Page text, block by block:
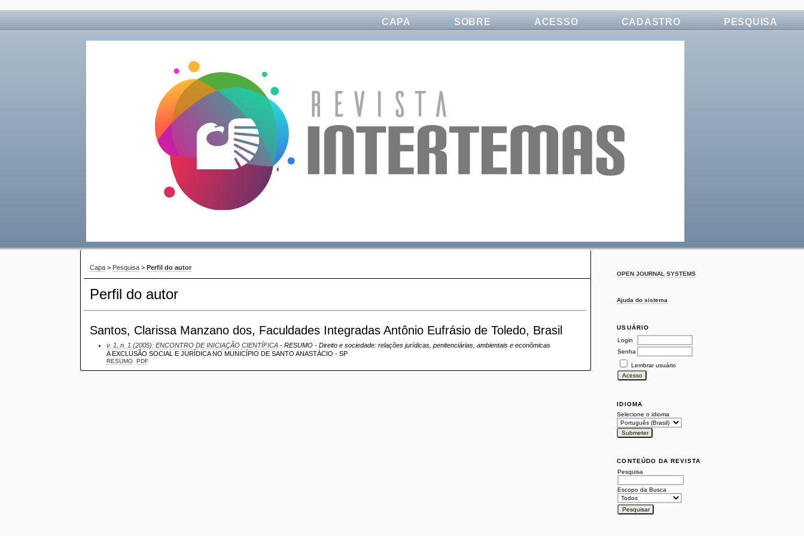
OPEN JOURNAL SYSTEMS
Ajuda do sistema
USUÁRIO
Login
Senha
Lembrar usuário
IDIOMA
Selecione o idioma
CONTEÚDO DA REVISTA
Pesquisa
Escopo da Busca
CAPA SOBRE ACESSO CADASTRO PESQUISA
Capa > Pesquisa >Perfil do autor
Perfil do autor
Santos, Clarissa Manzano dos, Faculdades Integradas Antônio Eufrásio de Toledo, Brasil
v. 1, n. 1 (2005): ENCONTRO DE INICIAÇÃO CIENTÍFICA - RESUMO - Direito e sociedade: relações jurídicas, penitenciárias, ambientais e econômicas
A EXCLUSÃO SOCIAL E JURÍDICA NO MUNICÍPIO DE SANTO ANASTÁCIO - SP
RESUMO PDF